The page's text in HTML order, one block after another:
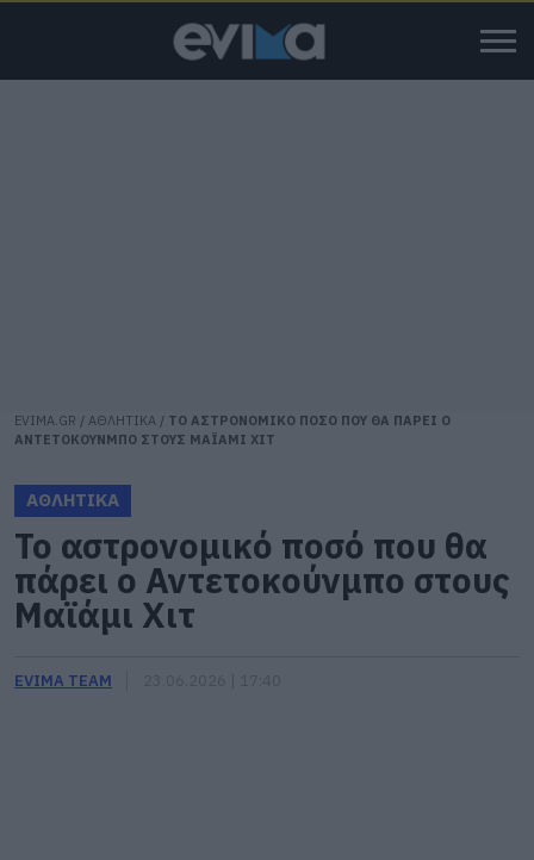
EVIMA.GR / ΑΘΛΗΤΙΚΑ / ΤΟ ΑΣΤΡΟΝΟΜΙΚΟ ΠΟΣΟ ΠΟΥ ΘΑ ΠΑΡΕΙ Ο
ΑΝΤΕΤΟΚΟΥΝΜΠΟ ΣΤΟΥΣ ΜΑΪΑΜΙ ΧΙΤ
ΑΘΛΗΤΙΚΑ
Το αστρονομικό ποσό που θα
πάρει ο Αντετοκούνμπο στους
Μαϊάμι Χιτ
EVIMA TEAM